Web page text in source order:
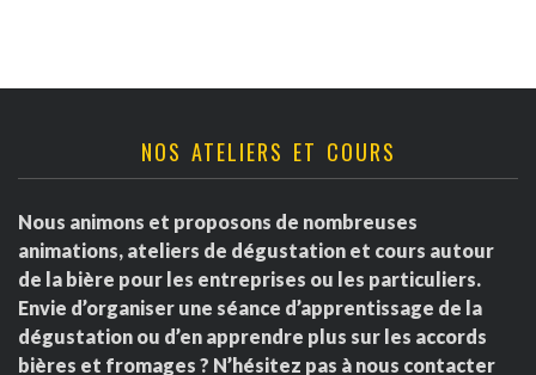
NOS ATELIERS ET COURS
Nous animons et proposons de nombreuses
animations, ateliers de dégustation et cours autour
de la bière pour les entreprises ou les particuliers.
Envie d’organiser une séance d’apprentissage de la
dégustation ou d’en apprendre plus sur les accords
bières et fromages ? N’hésitez pas à nous contacter